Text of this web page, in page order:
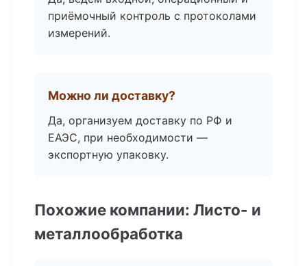
приёмочный контроль с протоколами
измерений.
Можно ли доставку?
Да, организуем доставку по РФ и
ЕАЭС, при необходимости —
экспортную упаковку.
Похожие компании: Листо- и
металлообработка